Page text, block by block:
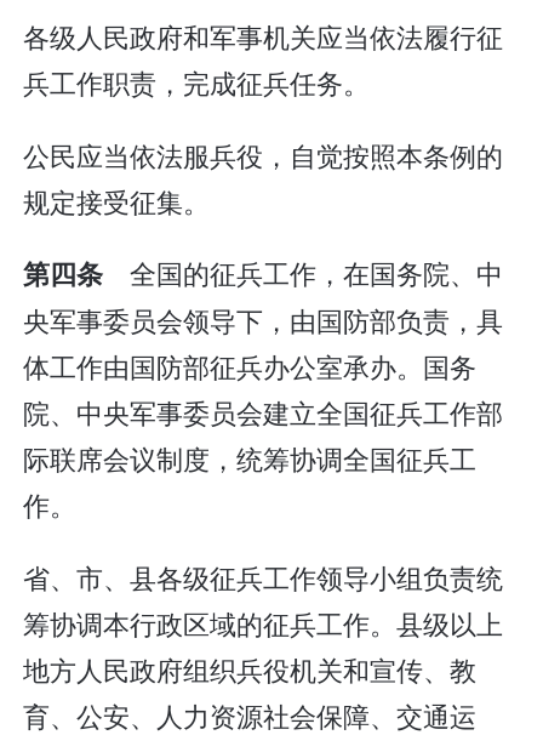
各级人民政府和军事机关应当依法履行征
兵工作职责，完成征兵任务。
公民应当依法服兵役，自觉按照本条例的
规定接受征集。
第四条 全国的征兵工作，在国务院、中
央军事委员会领导下，由国防部负责，具
体工作由国防部征兵办公室承办。国务
院、中央军事委员会建立全国征兵工作部
际联席会议制度，统筹协调全国征兵工
作。
省、市、县各级征兵工作领导小组负责统
筹协调本行政区域的征兵工作。县级以上
地方人民政府组织兵役机关和宣传、教
育、公安、人力资源社会保障、交通运